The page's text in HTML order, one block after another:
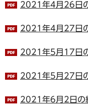
2021年4月26日
2021年4月27日
2021年5月17日
2021年5月27日
2021年6月2日の